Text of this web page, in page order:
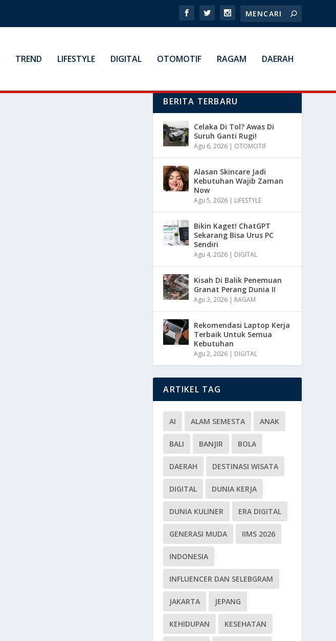
TREND LIFESTYLE DIGITAL OTOMOTIF RAGAM DAERAH
BERITA TERBARU
Celaka Di Tol? Awas Di
Suruh Ganti Rugi!
Agu 6, 2026 | OTOMOTIF
Alasan Skincare Jadi
Kebutuhan Wajib Zaman
Now
Agu 5, 2026 | LIFESTYLE
Bikin Kaget! ChatGPT
Sekarang Bisa Urus PC
Sendiri
Agu 4, 2026 | DIGITAL
Kisah Di Balik Penemuan
Granat Perang Dunia II
Agu 3, 2026 | RAGAM
Rekomendasi Laptop Kerja
Terbaik Untuk Semua
Kebutuhan
Agu 2, 2026 | DIGITAL
ARTIKEL TAG
AI ALAM SEMESTA ANAK
BALI BANJIR BOLA
DAERAH DESTINASI WISATA
DIGITAL DUNIA KERJA
DUNIA KULINER ERA DIGITAL
GENERASI MUDA IIMS 2026
INDONESIA
INFLUENCER DAN SELEBGRAM
JAKARTA JEPANG
KEHIDUPAN KESEHATAN